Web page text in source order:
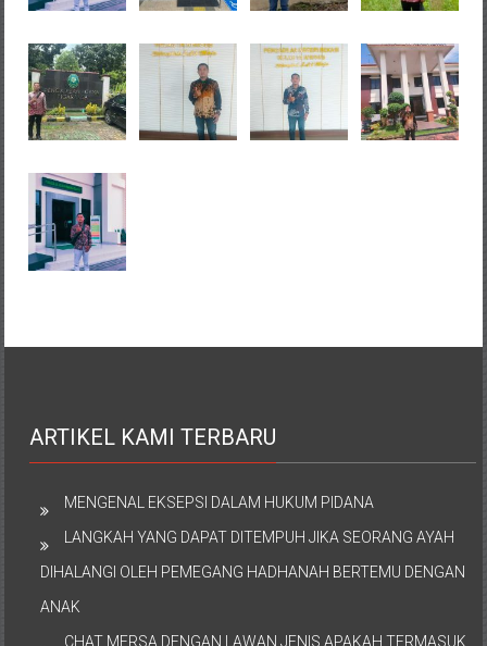
ARTIKEL KAMI TERBARU
MENGENAL EKSEPSI DALAM HUKUM PIDANA
LANGKAH YANG DAPAT DITEMPUH JIKA SEORANG AYAH
DIHALANGI OLEH PEMEGANG HADHANAH BERTEMU DENGAN
ANAK
CHAT MERSA DENGAN LAWAN JENIS APAKAH TERMASUK